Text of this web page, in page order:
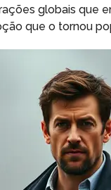
globais que
que o tornou